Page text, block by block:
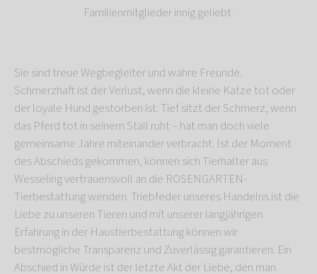
Familienmitglieder innig geliebt.
Sie sind treue Wegbegleiter und wahre Freunde.
Schmerzhaft ist der Verlust, wenn die kleine Katze tot oder
der loyale Hund gestorben ist. Tief sitzt der Schmerz, wenn
das Pferd tot in seinem Stall ruht – hat man doch viele
gemeinsame Jahre miteinander verbracht. Ist der Moment
des Abschieds gekommen, können sich Tierhalter aus
Wesseling vertrauensvoll an die ROSENGARTEN-
Tierbestattung wenden. Triebfeder unseres Handelns ist die
Liebe zu unseren Tieren und mit unserer langjährigen
Erfahrung in der Haustierbestattung können wir
bestmögliche Transparenz und Zuverlässig garantieren. Ein
Abschied in Würde ist der letzte Akt der Liebe, den man